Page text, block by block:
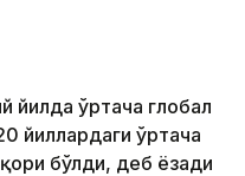
йилда ўртача глобал
йиллардаги ўртача
бўлди, деб ёзади